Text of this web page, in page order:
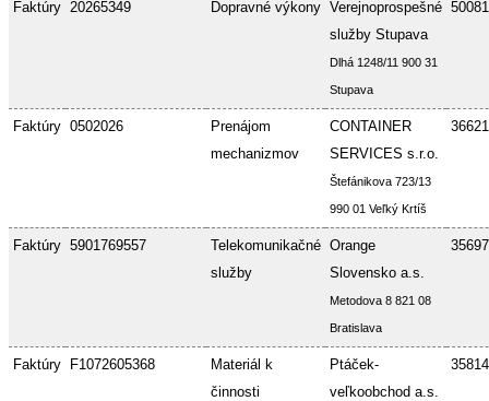
Faktúry 20265349 Dopravné výkony Verejnoprospešné
služby Stupava
Dlhá 1248/11 900 31
Stupava
Faktúry 0502026
Prenájom
mechanizmov
CONTAINER
SERVICES s.r.o.
Štefánikova 723/13
990 01 Veľký Krtíš
Faktúry 5901769557
Telekomunikačné
služby
Orange
Slovensko a.s.
Metodova 8 821 08
Bratislava
Faktúry F1072605368
Materiál k
činnosti
Ptáček-
veľkoobchod a.s.